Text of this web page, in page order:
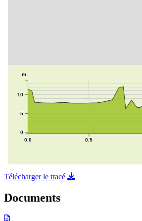
Télécharger le tracé
Documents